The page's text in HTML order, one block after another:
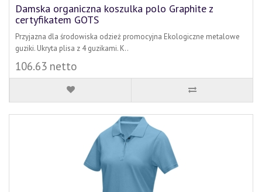
Damska organiczna koszulka polo Graphite z
certyfikatem GOTS
Przyjazna dla środowiska odzież promocyjna Ekologiczne metalowe
guziki. Ukryta plisa z 4 guzikami. K..
106.63 netto